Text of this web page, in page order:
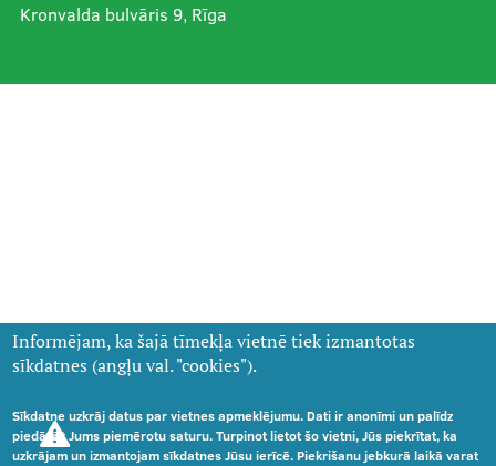
Kronvalda bulvāris 9, Rīga
Informējam, ka šajā tīmekļa vietnē tiek izmantotas
sīkdatnes (angļu val. "cookies").
Sīkdatne uzkrāj datus par vietnes apmeklējumu. Dati ir anonīmi un palīdz
piedāvāt Jums piemērotu saturu. Turpinot lietot šo vietni, Jūs piekrītat, ka
uzkrājam un izmantojam sīkdatnes Jūsu ierīcē. Piekrišanu jebkurā laikā varat